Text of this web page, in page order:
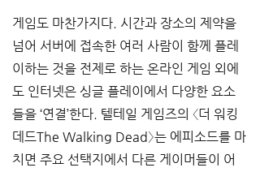
게임도 마찬가지다. 시간과 장소의 제약을
넘어 서버에 접속한 여러 사람이 함께 플레
이하는 것을 전제로 하는 온라인 게임 외에
도 인터넷은 싱글 플레이에서 다양한 요소
들을 ‘연결’한다. 텔테일 게임즈의 〈더 워킹
데드The Walking Dead〉는 에피소드를 마
치면 주요 선택지에서 다른 게이머들이 어